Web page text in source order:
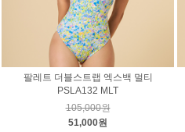
팔레트 더블스트랩 엑스백 멀티
PSLA132 MLT
105,000원
51,000원